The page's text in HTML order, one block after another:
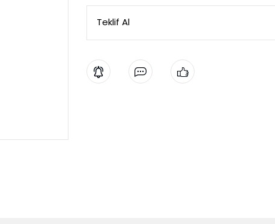
Teklif Al